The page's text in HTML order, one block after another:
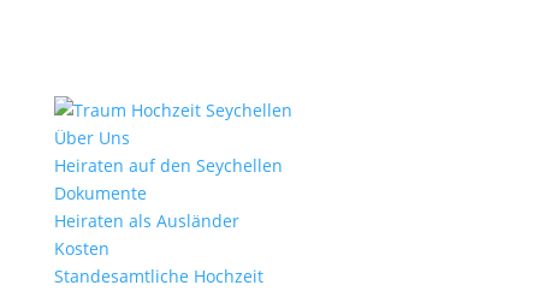
Über Uns
Heiraten auf den Seychellen
Dokumente
Heiraten als Ausländer
Kosten
Standesamtliche Hochzeit